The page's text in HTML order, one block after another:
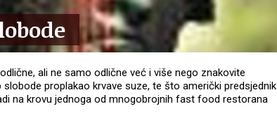
ali ne samo odlične već i više nego znakovite
proplakao krvave suze, te što američki predsjednik
na krovu jednoga od mnogobrojnih fast food restorana